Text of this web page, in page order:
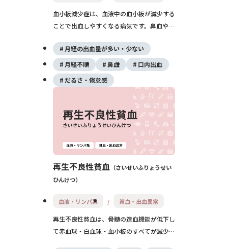
血小板減少症は、血液中の血小板が減少する
ことで出血しやすくなる病気です。鼻血やあ
は内出血のリスクもあります。原因は免疫異
常や薬剤、骨髄疾患など多岐にわたり、早期
診断と管理が重要です。
月経の出血量が多い・少ない
月経不順
鼻血
口内出血
だるさ・倦怠感
再生不良性貧血
さいせいふりょうせい
ひんけつ
血液・リンパ系 貧血・出血異常
再生不良性貧血は、骨髄の造血機能が低下し
て赤血球・白血球・血小板のすべてが減少す